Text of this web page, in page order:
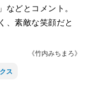
どとコメント。
、素敵な笑顔だと
《竹内みちまろ》
ス